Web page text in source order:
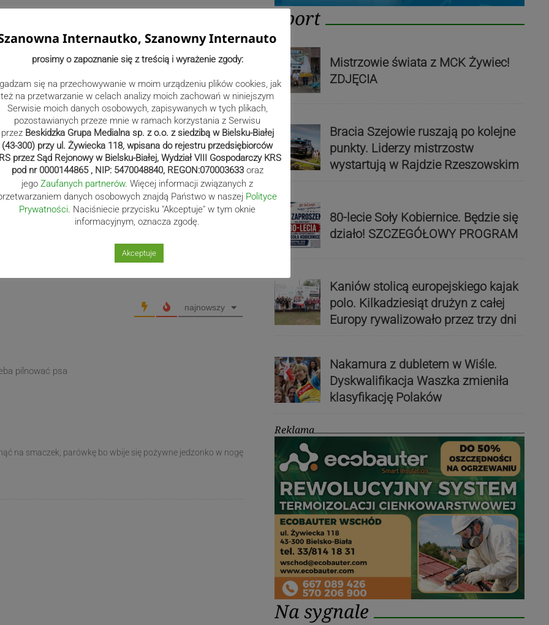
Następny post
Następny
post
Dotacje na turystykę osób
z niepełnosprawnościami
najnowszy
pilnować psa
na smaczek, parówkę bo wbije się pożywne jedzonko w nogę
Sport
Mistrzowie świata z MCK Żywiec!
ZDJĘCIA
Bracia Szejowie ruszają po kolejne
punkty. Liderzy mistrzostw
wystartują w Rajdzie Rzeszowskim
80-lecie Soły Kobiernice. Będzie się
działo! SZCZEGÓŁOWY PROGRAM
Kaniów stolicą europejskiego kajak
polo. Kilkadziesiąt drużyn z całej
Europy rywalizowało przez trzy dni
Nakamura z dubletem w Wiśle.
Dyskwalifikacja Waszka zmieniła
klasyfikację Polaków
Reklama
Na sygnale
Internautko, Szanowny Internauto
prosimy o zapoznanie się z treścią i wyrażenie zgody:
się na przechowywanie w moim urządzeniu plików cookies, jak
też na przetwarzanie w celach analizy moich zachowań w niniejszym
Serwisie moich danych osobowych, zapisywanych w tych plikach,
pozostawianych przeze mnie w ramach korzystania z Serwisu
przez Beskidzka Grupa Medialna sp. z o.o. z siedzibą w Bielsku-Białej
(43-300) przy ul. Żywiecka 118, wpisana do rejestru przedsiębiorców
przez Sąd Rejonowy w Bielsku-Białej, Wydział VIII Gospodarczy KRS
pod nr 0000144865 , NIP: 5470048840, REGON:070003633 oraz
jego Zaufanych partnerów. Więcej informacji związanych z
danych osobowych znajdą Państwo w naszej Polityce
Prywatności . Naciśniecie przycisku "Akceptuje" w tym oknie
informacyjnym, oznacza zgodę.
Akceptuje